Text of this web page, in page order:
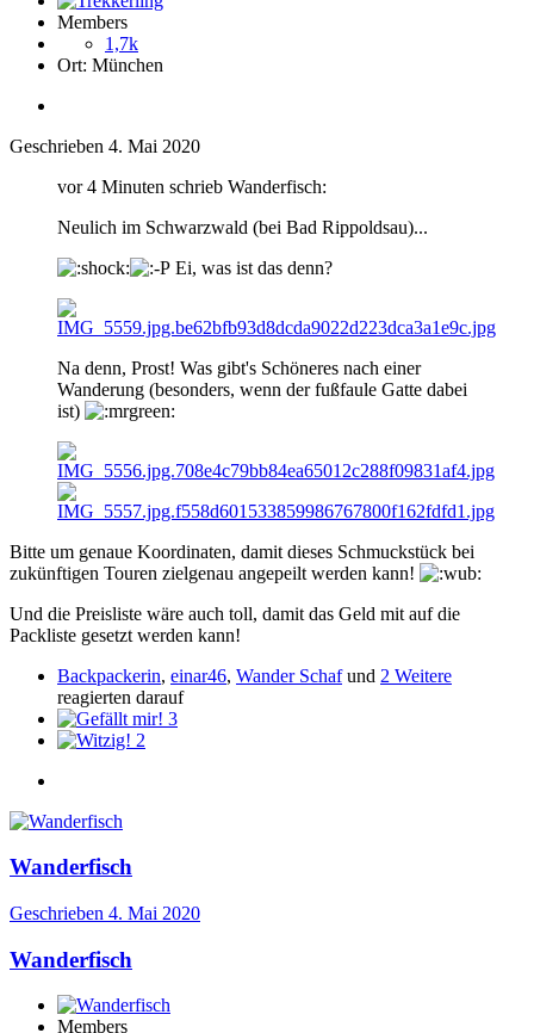
Members
1,7k
Ort: München
Geschrieben 4. Mai 2020
vor 4 Minuten schrieb Wanderfisch:
Neulich im Schwarzwald (bei Bad Rippoldsau)...
Ei, was ist das denn?
Na denn, Prost! Was gibt's Schöneres nach einer
Wanderung (besonders, wenn der fußfaule Gatte dabei
ist)
Bitte um genaue Koordinaten, damit dieses Schmuckstück bei
zukünftigen Touren zielgenau angepeilt werden kann!
Und die Preisliste wäre auch toll, damit das Geld mit auf die
Packliste gesetzt werden kann!
Backpackerin, einar46, Wander Schafund 2 Weitere
reagierten darauf
3
2
Wanderfisch
Geschrieben 4. Mai 2020
Wanderfisch
Members